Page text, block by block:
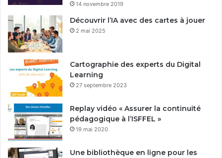
14 novembre 2019
Découvrir l’IA avec des cartes à jouer
2 mai 2025
Cartographie des experts du Digital
Learning
27 septembre 2023
Replay vidéo « Assurer la continuité
pédagogique à l’ISFFEL »
19 mai 2020
Une bibliothèque en ligne pour les